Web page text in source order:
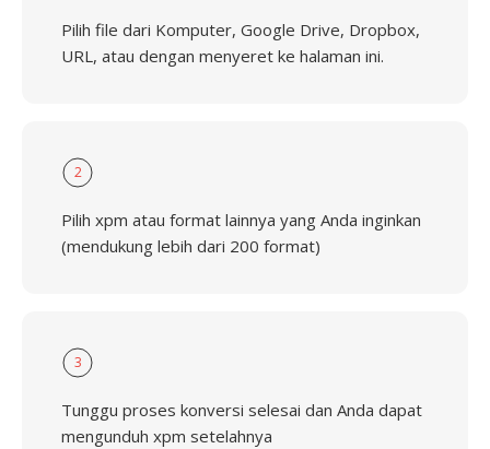
Pilih file dari Komputer, Google Drive, Dropbox,
URL, atau dengan menyeret ke halaman ini.
2
Pilih xpm atau format lainnya yang Anda inginkan
(mendukung lebih dari 200 format)
3
Tunggu proses konversi selesai dan Anda dapat
mengunduh xpm setelahnya